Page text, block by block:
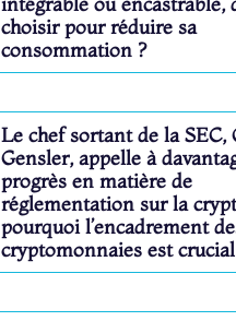
choisir pour réduire sa
consommation ?
Le chef sortant de la SEC,
Gensler, appelle à
progrès en matière de
réglementation sur la
pourquoi l’encadrement
cryptomonnaies est crucial